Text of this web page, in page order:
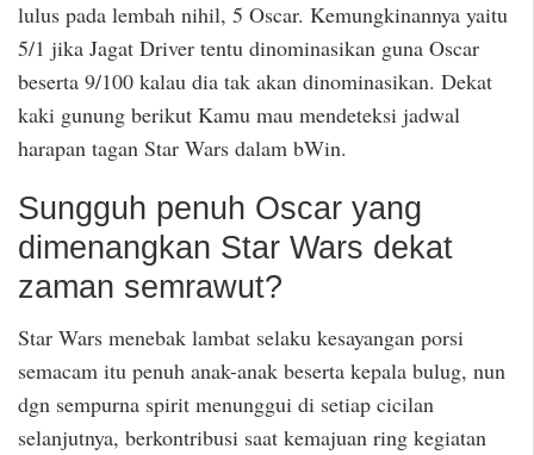
lulus pada lembah nihil, 5 Oscar. Kemungkinannya yaitu
5/1 jika Jagat Driver tentu dinominasikan guna Oscar
beserta 9/100 kalau dia tak akan dinominasikan. Dekat
kaki gunung berikut Kamu mau mendeteksi jadwal
harapan tagan Star Wars dalam bWin.
Sungguh penuh Oscar yang
dimenangkan Star Wars dekat
zaman semrawut?
Star Wars menebak lambat selaku kesayangan porsi
semacam itu penuh anak-anak beserta kepala bulug, nun
dgn sempurna spirit menunggui di setiap cicilan
selanjutnya, berkontribusi saat kemajuan ring kegiatan